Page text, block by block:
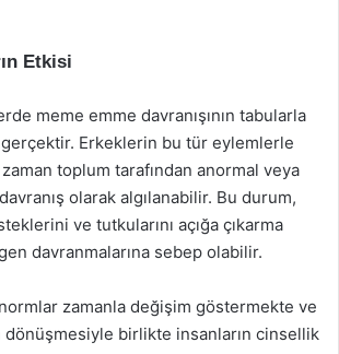
Etkisi
meme emme davranışının tabularla
Erkeklerin bu tür eylemlerle
toplum tarafından anormal veya
olarak algılanabilir. Bu durum,
ve tutkularını açığa çıkarma
davranmalarına sebep olabilir.
zamanla değişim göstermekte ve
birlikte insanların cinsellik